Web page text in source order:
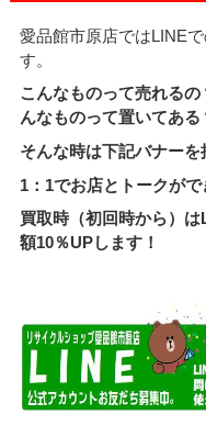
愛品館市原店ではLINE
す。
こんなものって売れる
んなものって置いてある
そんな時は下記バナー
1：1でお店とトークが
買取時（初回時から）
額10％UPします！